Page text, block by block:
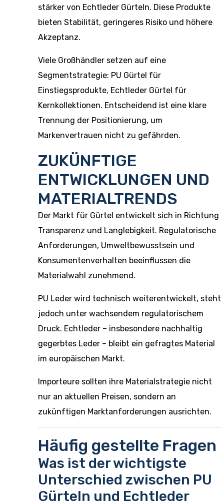
stärker von Echtleder Gürteln. Diese Produkte
bieten Stabilität, geringeres Risiko und höhere
Akzeptanz.
Viele Großhändler setzen auf eine
Segmentstrategie: PU Gürtel für
Einstiegsprodukte, Echtleder Gürtel für
Kernkollektionen. Entscheidend ist eine klare
Trennung der Positionierung, um
Markenvertrauen nicht zu gefährden.
ZUKÜNFTIGE
ENTWICKLUNGEN UND
MATERIALTRENDS
Der Markt für Gürtel entwickelt sich in Richtung
Transparenz und Langlebigkeit. Regulatorische
Anforderungen, Umweltbewusstsein und
Konsumentenverhalten beeinflussen die
Materialwahl zunehmend.
PU Leder wird technisch weiterentwickelt, steht
jedoch unter wachsendem regulatorischem
Druck. Echtleder – insbesondere nachhaltig
gegerbtes Leder – bleibt ein gefragtes Material
im europäischen Markt.
Importeure sollten ihre Materialstrategie nicht
nur an aktuellen Preisen, sondern an
zukünftigen Marktanforderungen ausrichten.
Häufig gestellte Fragen
Was ist der wichtigste
Unterschied zwischen PU
Gürteln und Echtleder